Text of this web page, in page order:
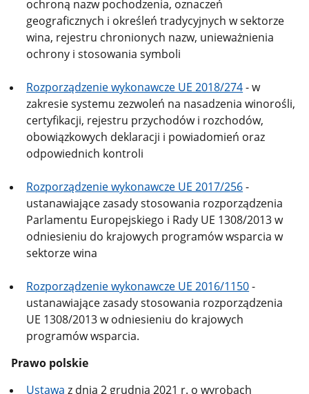
ochroną nazw pochodzenia, oznaczeń
geograficznych i określeń tradycyjnych w sektorze
wina, rejestru chronionych nazw, unieważnienia
ochrony i stosowania symboli
Rozporządzenie wykonawcze UE 2018/274- w
zakresie systemu zezwoleń na nasadzenia winorośli,
certyfikacji, rejestru przychodów i rozchodów,
obowiązkowych deklaracji i powiadomień oraz
odpowiednich kontroli
Rozporządzenie wykonawcze UE 2017/256-
ustanawiające zasady stosowania rozporządzenia
Parlamentu Europejskiego i Rady UE 1308/2013 w
odniesieniu do krajowych programów wsparcia w
sektorze wina
Rozporządzenie wykonawcze UE 2016/1150-
ustanawiające zasady stosowania rozporządzenia
UE 1308/2013 w odniesieniu do krajowych
programów wsparcia.
Prawo polskie
Ustawa z dnia 2 grudnia 2021 r. o wyrobach